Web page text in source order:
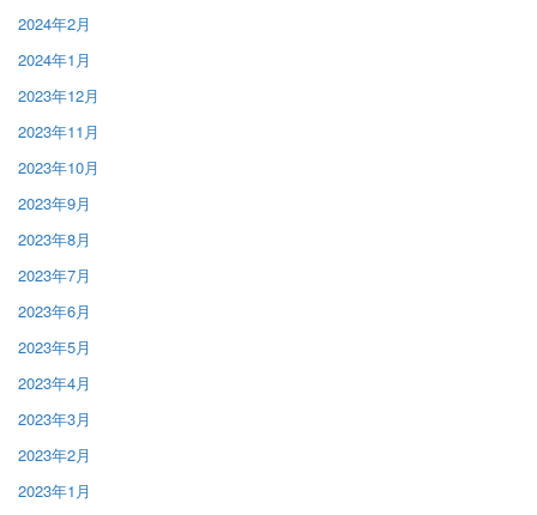
2024年2月
2024年1月
2023年12月
2023年11月
2023年10月
2023年9月
2023年8月
2023年7月
2023年6月
2023年5月
2023年4月
2023年3月
2023年2月
2023年1月